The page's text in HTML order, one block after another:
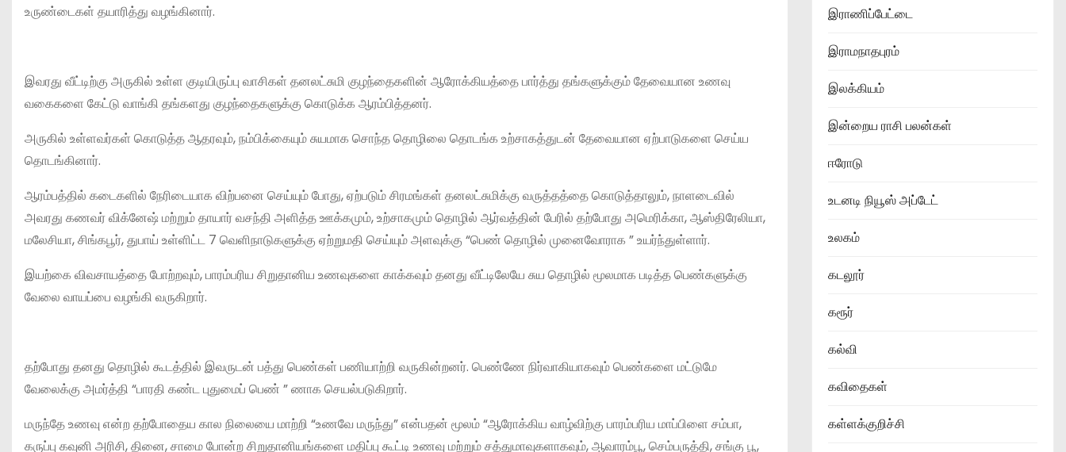
உருண்டைகள் தயாரித்து வழங்கினார்.
இவரது வீட்டிற்கு அருகில் உள்ள குடியிருப்பு வாசிகள் தனலட்சுமி குழந்தைகளின் ஆரோக்கியத்தை பார்த்து தங்களுக்கும் தேவையான உணவு
வகைகளை கேட்டு வாங்கி தங்களது குழந்தைகளுக்கு கொடுக்க ஆரம்பித்தனர்.
அருகில் உள்ளவர்கள் கொடுத்த ஆதரவும், நம்பிக்கையும் சுயமாக சொந்த தொழிலை தொடங்க உற்சாகத்துடன் தேவையான ஏற்பாடுகளை செய்ய
தொடங்கினார்.
ஆரம்பத்தில் கடைகளில் நேரிடையாக விற்பனை செய்யும் போது, ஏற்படும் சிரமங்கள் தனலட்சுமிக்கு வருத்தத்தை கொடுத்தாலும், நாளடைவில்
அவரது கணவர் விக்னேஷ் மற்றும் தாயார் வசந்தி அளித்த ஊக்கமும், உற்சாகமும் தொழில் ஆர்வத்தின் பேரில் தற்போது அமெரிக்கா, ஆஸ்திரேலியா,
மலேசியா, சிங்கபூர், துபாய் உள்ளிட்ட 7 வெளிநாடுகளுக்கு ஏற்றுமதி செய்யும் அளவுக்கு “பெண் தொழில் முனைவோராக ” உயர்ந்துள்ளார்.
இயற்கை விவசாயத்தை போற்றவும், பாரம்பரிய சிறுதானிய உணவுகளை காக்கவும் தனது வீட்டிலேயே சுய தொழில் மூலமாக படித்த பெண்களுக்கு
வேலை வாயப்பை வழங்கி வருகிறார்.
தற்போது தனது தொழில் கூடத்தில் இவருடன் பத்து பெண்கள் பணியாற்றி வருகின்றனர். பெண்ணே நிர்வாகியாகவும் பெண்களை மட்டுமே
வேலைக்கு அமர்த்தி “பாரதி கண்ட புதுமைப் பெண் ” ணாக செயல்படுகிறார்.
மருந்தே உணவு என்ற தற்போதைய கால நிலையை மாற்றி “உணவே மருந்து” என்பதன் மூலம் “ஆரோக்கிய வாழ்விற்கு பாரம்பரிய மாப்பிளை சம்பா,
கருப்பு கவுனி அரிசி, தினை, சாமை போன்ற சிறுதானியங்களை மதிப்பு கூட்டி உணவு மற்றும் சத்துமாவுகளாகவும், ஆவாரம்பூ, செம்பருத்தி, சங்கு பூ,
இராணிப்பேட்டை
இராமநாதபுரம்
இலக்கியம்
இன்றைய ராசி பலன்கள்
ஈரோடு
உடனடி நியூஸ் அப்டேட்
உலகம்
கடலூர்
கரூர்
கல்வி
கவிதைகள்
கள்ளக்குறிச்சி